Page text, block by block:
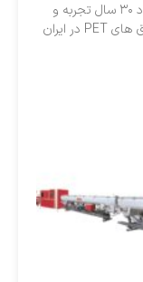
مشخصات کلی: هم اکنون بعد از گذشت حدود ۳۰ سال تجربه و
فعالیت خستگی ناپذیر نخستین خط تولید ورق های PET در ایران